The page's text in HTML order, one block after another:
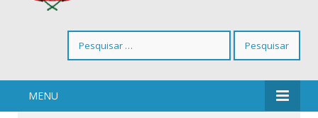
por:
MENU